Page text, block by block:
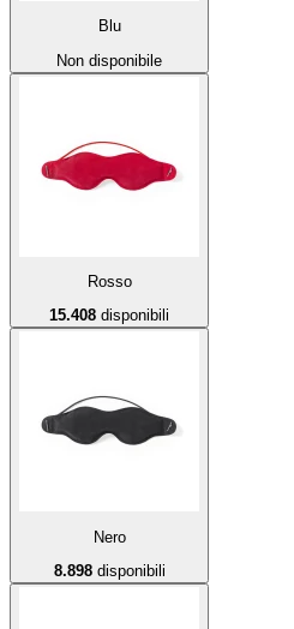
Blu
Non disponibile
Rosso
15.408 disponibili
Nero
8.898disponibili